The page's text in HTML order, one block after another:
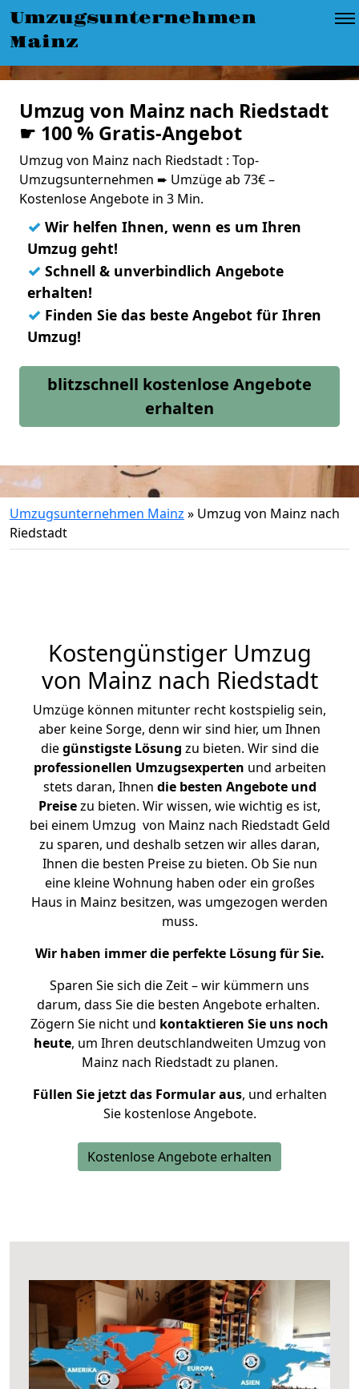
Umzugsunternehmen
Mainz
Umzug von Mainz nach Riedstadt
☛ 100 % Gratis-Angebot
Umzug von Mainz nach Riedstadt : Top-
Umzugsunternehmen ➨ Umzüge ab 73€ –
Kostenlose Angebote in 3 Min.
✓ Wir helfen Ihnen, wenn es um Ihren
Umzug geht!
✓ Schnell & unverbindlich Angebote
erhalten!
✓ Finden Sie das beste Angebot für Ihren
Umzug!
blitzschnell kostenlose Angebote
erhalten
Umzugsunternehmen Mainz » Umzug von Mainz nach
Riedstadt
Kostengünstiger Umzug
von Mainz nach Riedstadt
Umzüge können mitunter recht kostspielig sein,
aber keine Sorge, denn wir sind hier, um Ihnen
diegünstigste Lösung zu bieten. Wir sind die
professionellen Umzugsexperten und arbeiten
stets daran, Ihnen die besten Angebote und
Preisezu bieten. Wir wissen, wie wichtig es ist,
bei einem Umzug von Mainz nach Riedstadt Geld
zu sparen, und deshalb setzen wir alles daran,
Ihnen die besten Preise zu bieten. Ob Sie nun
eine kleine Wohnung haben oder ein großes
Haus in Mainz besitzen, was umgezogen werden
muss.
Wir haben immer die perfekte Lösung für Sie.
Sparen Sie sich die Zeit – wir kümmern uns
darum, dass Sie die besten Angebote erhalten.
Zögern Sie nicht und kontaktieren Sie uns noch
heute, um Ihren deutschlandweiten Umzug von
Mainz nach Riedstadt zu planen.
Füllen Sie jetzt das Formular aus, und erhalten
Sie kostenlose Angebote.
Kostenlose Angebote erhalten